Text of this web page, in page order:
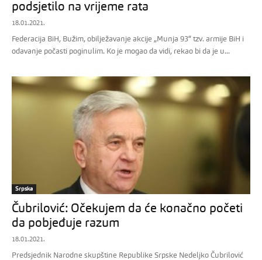
podsjetilo na vrijeme rata
18.01.2021.
Federacija BiH, Bužim, obilježavanje akcije „Munja 93“ tzv. armije BiH i
odavanje počasti poginulim. Ko je mogao da vidi, rekao bi da je u...
Srpska
Čubrilović: Očekujem da će konačno početi
da pobjeđuje razum
18.01.2021.
Predsjednik Narodne skupštine Republike Srpske Nedeljko Čubrilović